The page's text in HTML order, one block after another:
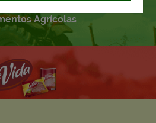
Agrícolas